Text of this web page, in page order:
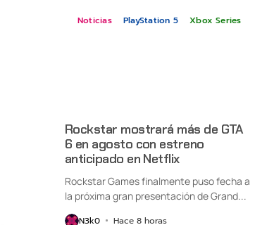
Noticias PlayStation 5 Xbox Series
Rockstar mostrará más de GTA
6 en agosto con estreno
anticipado en Netflix
Rockstar Games finalmente puso fecha a
la próxima gran presentación de Grand...
N3k0 Hace 8 horas